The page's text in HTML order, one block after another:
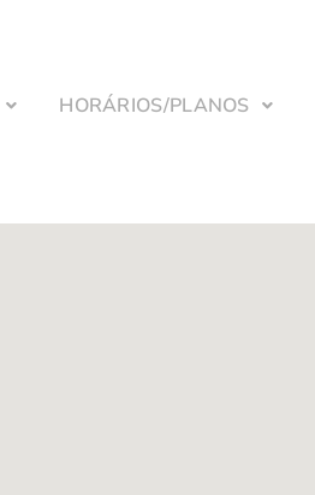
HORÁRIOS/PLANOS